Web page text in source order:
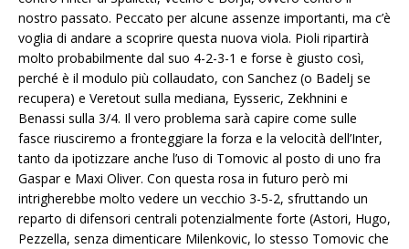
nostro passato. Peccato per alcune assenze importanti, ma c’è
voglia di andare a scoprire questa nuova viola. Pioli ripartirà
molto probabilmente dal suo 4-2-3-1 e forse è giusto così,
perché è il modulo più collaudato, con Sanchez (o Badelj se
recupera) e Veretout sulla mediana, Eysseric, Zekhnini e
Benassi sulla 3/4. Il vero problema sarà capire come sulle
fasce riusciremo a fronteggiare la forza e la velocità dell’Inter,
tanto da ipotizzare anche l’uso di Tomovic al posto di uno fra
Gaspar e Maxi Oliver. Con questa rosa in futuro però mi
intrigherebbe molto vedere un vecchio 3-5-2, sfruttando un
reparto di difensori centrali potenzialmente forte (Astori, Hugo,
Pezzella, senza dimenticare Milenkovic, lo stesso Tomovic che